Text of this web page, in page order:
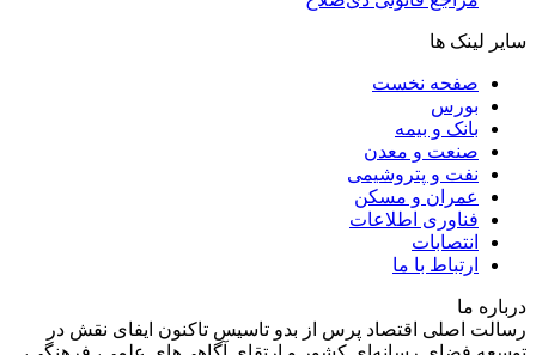
سایر لینک ها
صفحه نخست
بورس
بانک و بیمه
صنعت و معدن
نفت و پتروشیمی
عمران و مسکن
فناوری اطلاعات
انتصابات
ارتباط با ما
درباره ما
رسالت اصلی اقتصاد پرس از بدو تاسیس تاکنون ایفای نقش در